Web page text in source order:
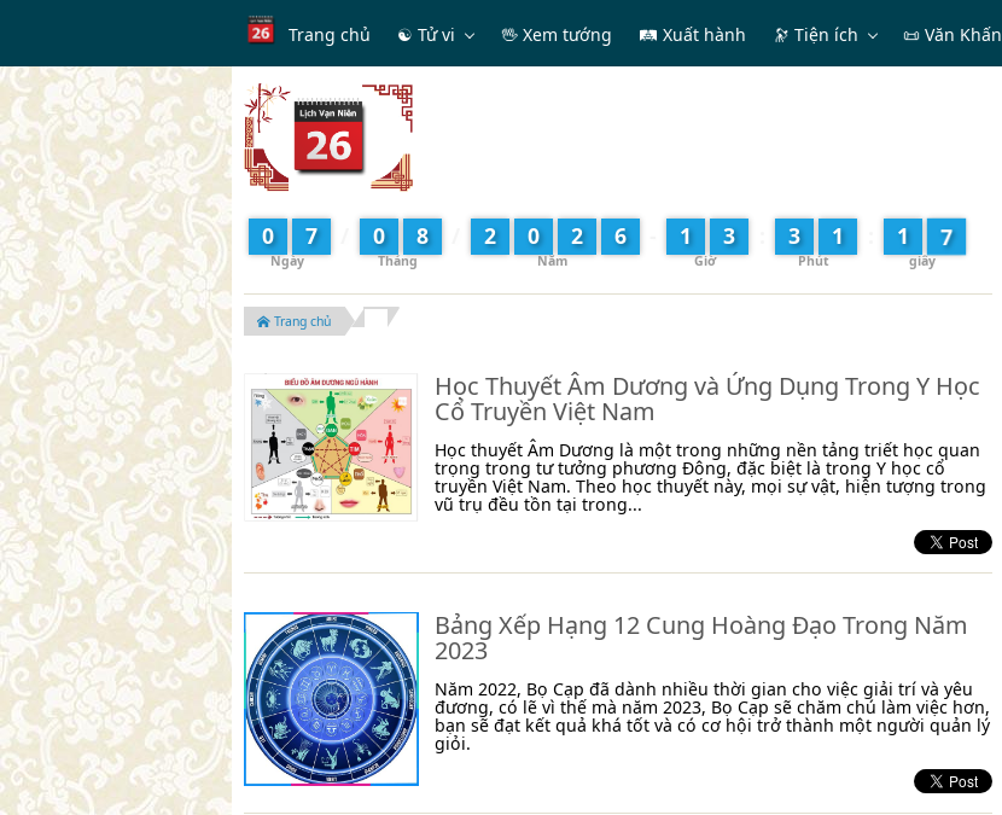
Trang chủ ☯ Tử vi 🖖 Xem tướng 🛤 Xuất hành 🔭 Tiện ích 📜 Văn Khấn
0 7 0 8 2 0 2 6 1 3 3 1 1 9
Trang chủ
Học Thuyết Âm Dương và Ứng Dụng Trong Y Học
Cổ Truyền Việt Nam
Học thuyết Âm Dương là một trong những nền tảng triết học quan
trọng trong tư tưởng phương Đông, đặc biệt là trong Y học cổ
truyền Việt Nam. Theo học thuyết này, mọi sự vật, hiện tượng trong
vũ trụ đều tồn tại trong...
Bảng Xếp Hạng 12 Cung Hoàng Đạo Trong Năm
2023
Năm 2022, Bọ Cạp đã dành nhiều thời gian cho việc giải trí và yêu
đương, có lẽ vì thế mà năm 2023, Bọ Cạp sẽ chăm chú làm việc hơn,
bạn sẽ đạt kết quả khá tốt và có cơ hội trở thành một người quản lý
giỏi.